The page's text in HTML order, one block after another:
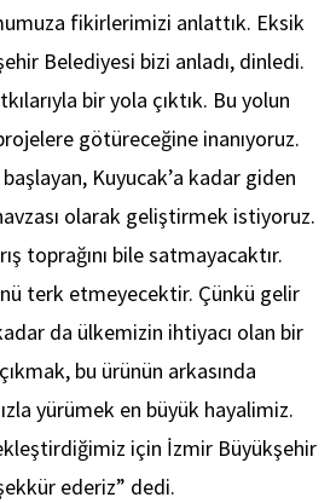
fikirlerimizi anlattık. Eksik
Belediyesi bizi anladı, dinledi.
bir yola çıktık. Bu yolun
götüreceğine inanıyoruz.
Kuyucak’a kadar giden
olarak geliştirmek istiyoruz.
toprağını bile satmayacaktır.
terk etmeyecektir. Çünkü gelir
da ülkemizin ihtiyacı olan bir
bu ürünün arkasında
yürümek en büyük hayalimiz.
için İzmir Büyükşehir
ederiz” dedi.